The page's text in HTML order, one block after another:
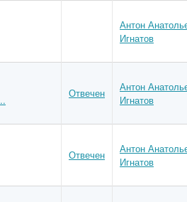
Антон
Игнатов
Отвечен
Антон
Игнатов
Отвечен
Антон
Игнатов